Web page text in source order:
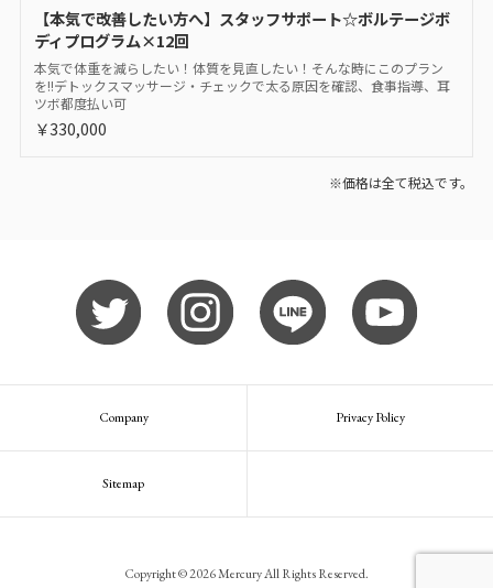
【本気で改善したい方へ】スタッフサポート☆ボルテージボ
ディプログラム×12回
本気で体重を減らしたい！体質を見直したい！そんな時にこのプラン
を!!デトックスマッサージ・チェックで太る原因を確認、食事指導、耳
ツボ都度払い可
￥330,000
※価格は全て税込です。
Company Privacy Policy
Sitemap
Copyright © 2026 Mercury All Rights Reserved.